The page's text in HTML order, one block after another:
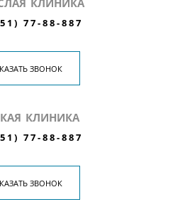
КЛИНИКА
77-88-887
ЗВОНОК
КЛИНИКА
77-88-887
ЗВОНОК